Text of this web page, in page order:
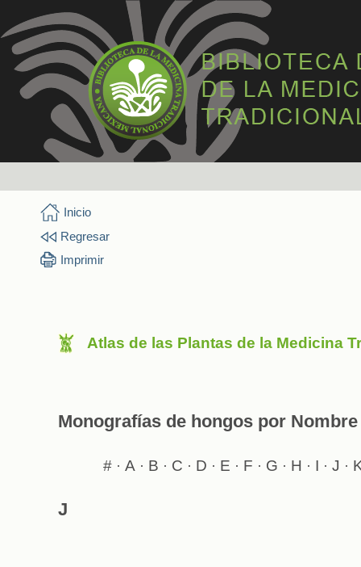
Inicio
Regresar
Imprimir
Atlas de las Plantas de la Medicina
Monografías de hongos por
#· A· B · C · D · E · F · G · H · I · J ·
J